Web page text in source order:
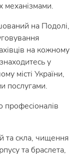
механізмами.
на Подолі,
на кожному
у
місті України,
послугами.
професіоналів
та скла, чищення
та браслета,